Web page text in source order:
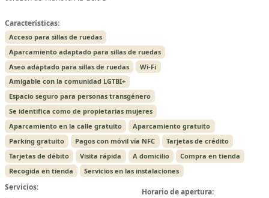
Características:
Acceso para sillas de ruedas
Aparcamiento adaptado para sillas de ruedas
Aseo adaptado para sillas de ruedas
Wi-Fi
Amigable con la comunidad LGTBI+
Espacio seguro para personas transgénero
Se identifica como de propietarias mujeres
Aparcamiento en la calle gratuito
Aparcamiento gratuito
Parking gratuito
Pagos con móvil vía NFC
Tarjetas de crédito
Tarjetas de débito
Visita rápida A domicilio
Compra en tienda
Recogida en tienda
Servicios en las instalaciones
Servicios:
Horario de apertura: